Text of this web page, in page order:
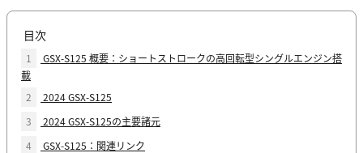
目次
1
GSX-S125 概要：ショートストロークの高回転型シングルエンジン搭
載
2
2024 GSX-S125
3
2024 GSX-S125の主要諸元
4
GSX-S125：関連リンク